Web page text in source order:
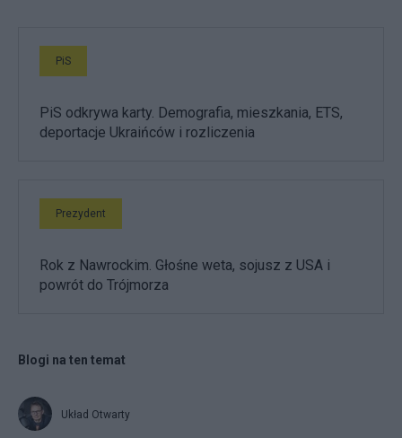
PiS
PiS odkrywa karty. Demografia, mieszkania, ETS,
deportacje Ukraińców i rozliczenia
Prezydent
Rok z Nawrockim. Głośne weta, sojusz z USA i
powrót do Trójmorza
Blogi na ten temat
Układ Otwarty